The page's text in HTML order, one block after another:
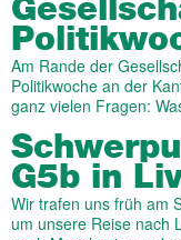
Am Rande der
Politikwoche an der
ganz vielen Fragen:
G5b in
Wir trafen uns früh am
um unsere Reise nach